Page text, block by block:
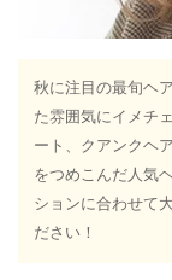
秋に注目の最旬ヘ
た雰囲気にイメチ
ート、クアンクヘ
をつめこんだ人気
ションに合わせて
ださい！